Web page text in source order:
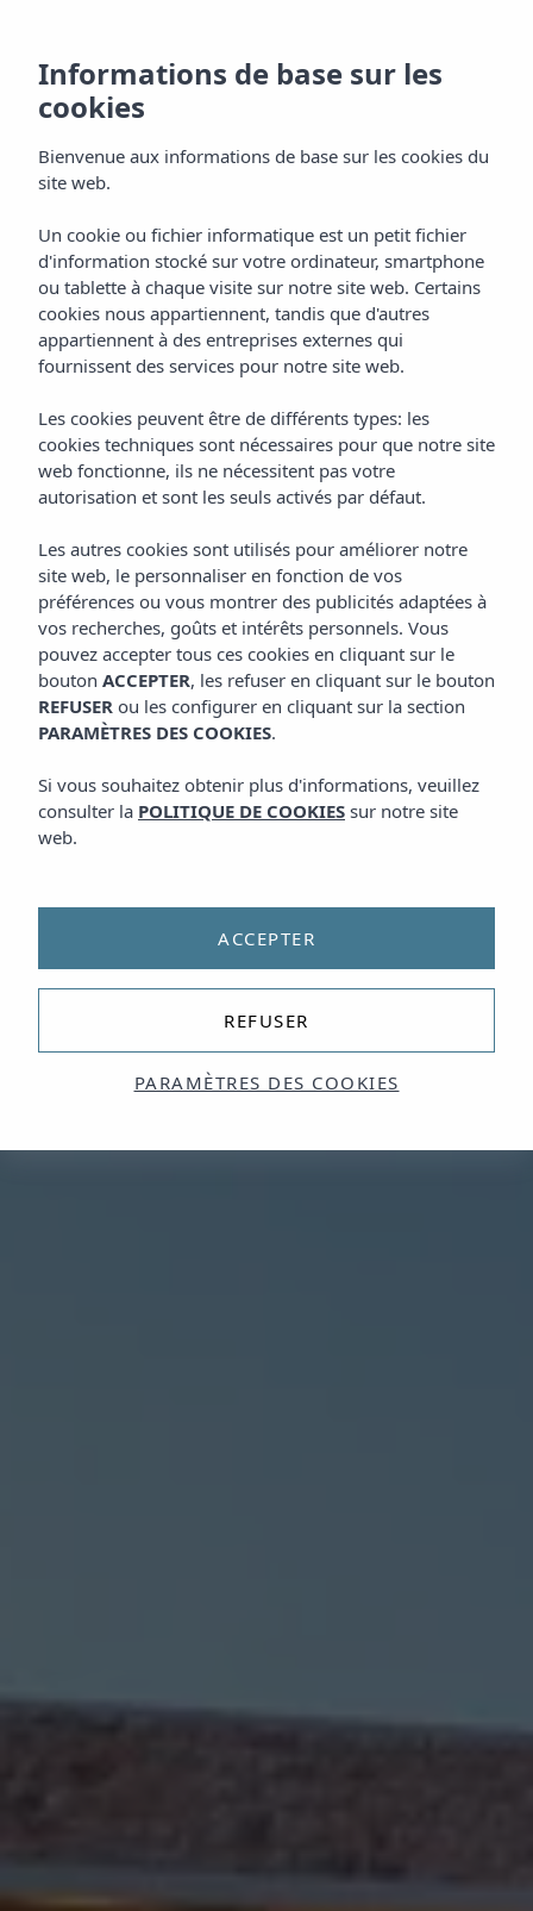
Informations de base sur les
cookies
Bienvenue aux informations de base sur les cookies du
site web.
Un cookie ou fichier informatique est un petit fichier
d'information stocké sur votre ordinateur, smartphone
ou tablette à chaque visite sur notre site web. Certains
cookies nous appartiennent, tandis que d'autres
appartiennent à des entreprises externes qui
fournissent des services pour notre site web.
Les cookies peuvent être de différents types: les
cookies techniques sont nécessaires pour que notre site
web fonctionne, ils ne nécessitent pas votre
autorisation et sont les seuls activés par défaut.
Les autres cookies sont utilisés pour améliorer notre
site web, le personnaliser en fonction de vos
préférences ou vous montrer des publicités adaptées à
vos recherches, goûts et intérêts personnels. Vous
pouvez accepter tous ces cookies en cliquant sur le
bouton ACCEPTER, les refuser en cliquant sur le bouton
REFUSER ou les configurer en cliquant sur la section
PARAMÈTRES DES COOKIES.
Si vous souhaitez obtenir plus d'informations, veuillez
consulter la POLITIQUE DE COOKIES sur notre site
web.
PARAMÈTRES DES COOKIES
REFUSER
ACCEPTER